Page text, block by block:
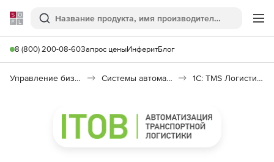
Softline
Поиск
8 (800) 200-08-60Запрос ценыИнферитБлог
Управление бизнесом, CRM/ERP Системы автоматизации 1С: TMS Логистика. Управление перевозками